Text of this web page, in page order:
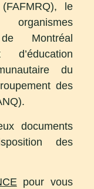
le
Montréal
du
des
documents
des
pour vous